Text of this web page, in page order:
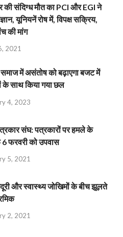
की संदिग्ध मौत का PCI और EGI ने
यूनियनें रोष में, विपक्ष सक्रिय,
की मांग
2021
में असंतोष को बढ़ाएगा बजट में
के साथ किया गया छल
4, 2023
संघ: पत्रकारों पर हमले के
फरवरी को उपवास
5, 2021
और स्वास्थ्य जोखिमों के बीच झूलते
2, 2021